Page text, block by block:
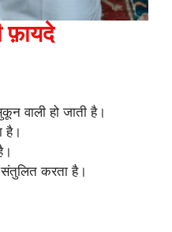
फ़ायदे
वाली हो जाती है।
है।
करता है।